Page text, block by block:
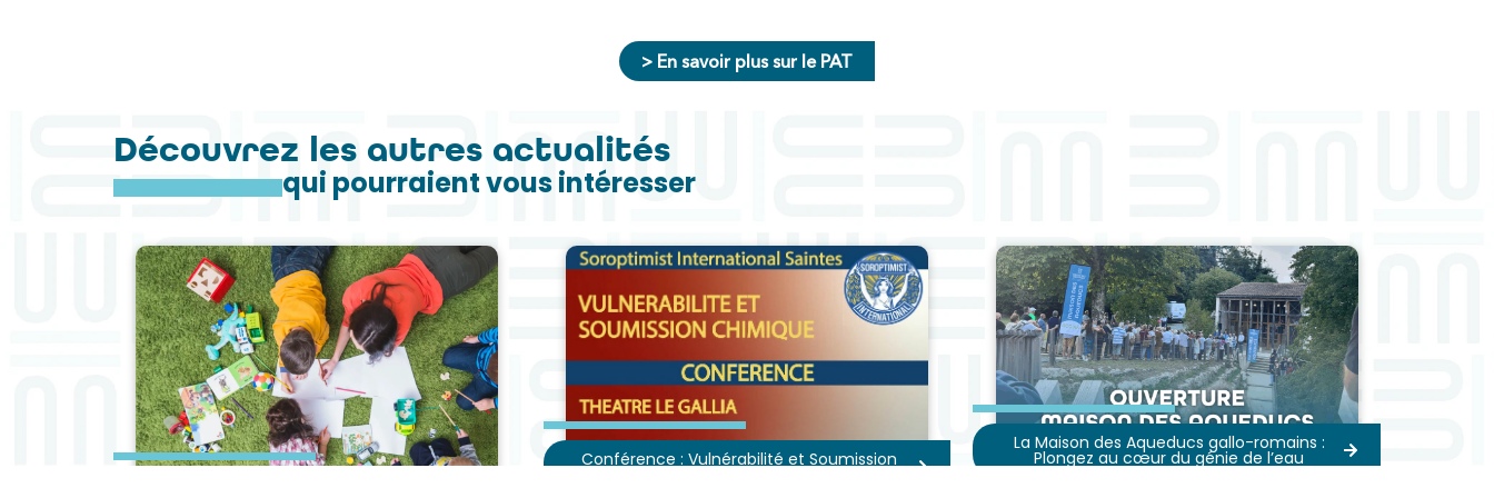
> En savoir plus sur le PAT
Découvrez les autres actualités
qui pourraient vous intéresser
Conférence : Vulnérabilité et Soumission
La Maison des Aqueducs gallo-romains :
Plongez au cœur du génie de l’eau